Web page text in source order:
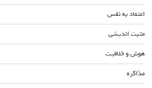
اعتماد به نفس
مثبت اندیشی
هوش و خلاقیت
مذاکره